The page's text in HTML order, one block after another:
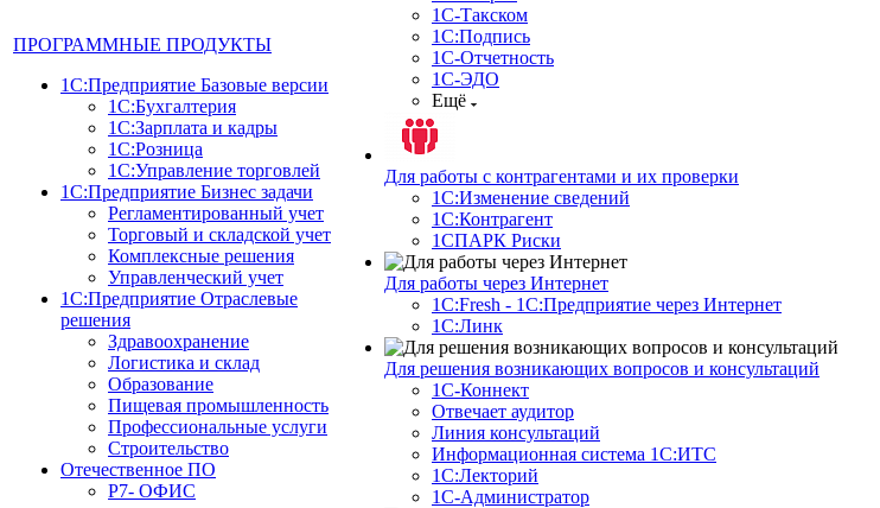
ПРОГРАММНЫЕ ПРОДУКТЫ
1С:Предприятие Базовые версии
1С:Бухгалтерия
1С:Зарплата и кадры
1С:Розница
1С:Управление торговлей
1С:Предприятие Бизнес задачи
Регламентированный учет
Торговый и складской учет
Комплексные решения
Управленческий учет
1С:Предприятие Отраслевые
решения
Здравоохранение
Логистика и склад
Образование
Пищевая промышленность
Профессиональные услуги
Строительство
Отечественное ПО
Р7- ОФИС
1С-Такском
1С:Подпись
1С-Отчетность
1С-ЭДО
Ещё
Для работы с контрагентами и их проверки
1С:Изменение сведений
1С:Контрагент
1СПАРК Риски
Для работы через Интернет
1С:Fresh - 1С:Предприятие через Интернет
1С:Линк
Для решения возникающих вопросов и консультаций
1С-Коннект
Отвечает аудитор
Линия консультаций
Информационная система 1С:ИТС
1С:Лекторий
1С-Администратор